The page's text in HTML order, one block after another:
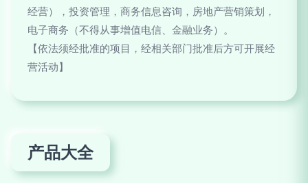
经营），投资管理，商务信息咨询，房地产营销策划，
电子商务（不得从事增值电信、金融业务）。
【依法须经批准的项目，经相关部门批准后方可开展经
营活动】
产品大全